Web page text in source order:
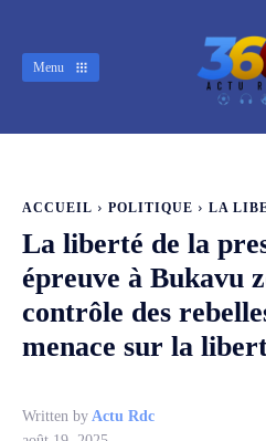
Menu
ACCUEIL POLITIQUE LA
La liberté de la
épreuve à Bukavu
contrôle des
menace sur la
Written by Actu Rdc